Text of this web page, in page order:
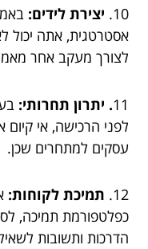
10. יצירת לידים:
אסטרטגית, אתה יכול
לצורך מעקב אחר
11. יתרון תחרותי:
לפני הרכישה, אי קיום
עסקים למתחרים שכן.
12. תמיכת לקוחות:
כפלטפורמת תמיכה,
הדרכות ותשובות